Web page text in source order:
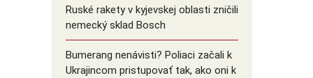
Ruské rakety v kyjevskej oblasti zničili
nemecký sklad Bosch
Bumerang nenávisti? Poliaci začali k
Ukrajincom pristupovať tak, ako oni k